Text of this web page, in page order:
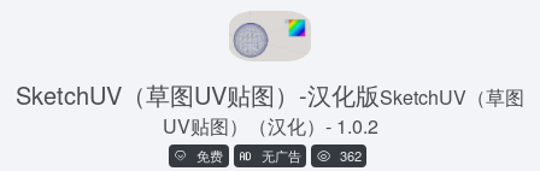
SketchUV（草图UV贴图）-汉化版SketchUV（草图
UV贴图）（汉化）- 1.0.2
免费 无广告 362